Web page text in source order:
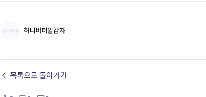
허니버터알감자
← 목록으로 돌아가기